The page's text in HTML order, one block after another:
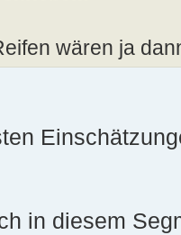
wären ja
in diesem